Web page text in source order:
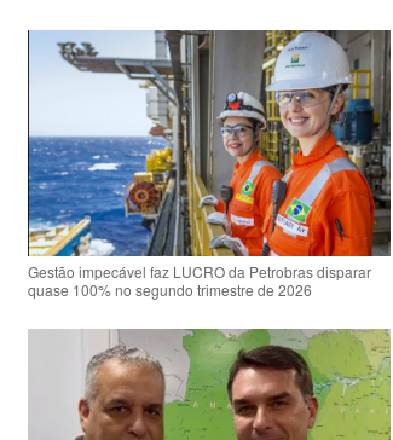
Gestão impecável faz LUCRO da Petrobras disparar
quase 100% no segundo trimestre de 2026